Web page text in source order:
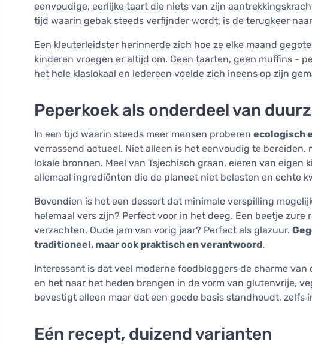
eenvoudige, eerlijke taart die niets van zijn
tijd waarin gebak steeds verfijnder wordt, is de terugkeer
Een kleuterleidster herinnerde zich hoe ze elke maand
kinderen vroegen er altijd om. Geen taarten, geen muffins -
het hele klaslokaal en iedereen voelde zich ineens op zijn
Peperkoek als onderdeel van
In een tijd waarin steeds meer mensen proberen ecologisch
verrassend actueel. Niet alleen is het eenvoudig te bereiden,
lokale bronnen. Meel van Tsjechisch graan, eieren van
allemaal ingrediënten die de planeet niet belasten en echte
Bovendien is het een dessert dat minimale verspilling
helemaal vers zijn? Perfect voor in het deeg. Een beetje zure
verzachten. Oude jam van vorig jaar? Perfect als glazuur.
traditioneel, maar ook praktisch en verantwoord.
Interessant is dat veel moderne foodbloggers de charme
en het naar het heden brengen in de vorm van glutenvrije,
bevestigt alleen maar dat een goede basis standhoudt, zelfs
Eén recept, duizend varianten